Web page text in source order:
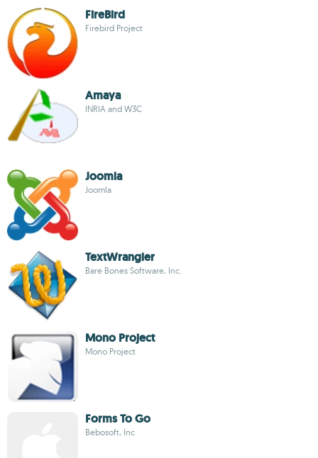
FireBird
Firebird Project
Amaya
INRIA and W3C
Joomla
Joomla
TextWrangler
Bare Bones Software, Inc.
Mono Project
Mono Project
Forms To Go
Bebosoft, Inc